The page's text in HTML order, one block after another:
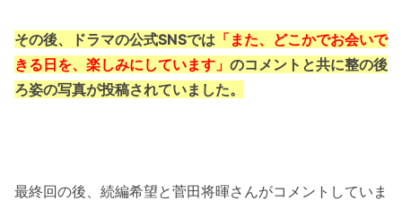
その後、ドラマの公式SNSでは 「また、どこかでお会いで
きる日を、楽しみにしています」 のコメントと共に整の後
ろ姿の写真が投稿されていました。
最終回の後、続編希望と菅田将暉さんがコメントしていま